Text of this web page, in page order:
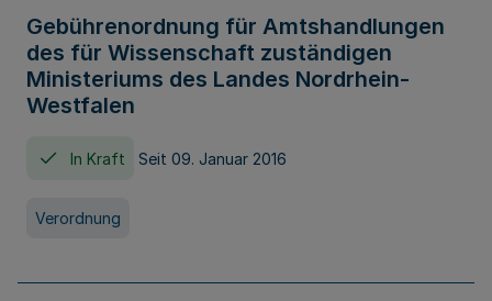
Gebührenordnung für Amtshandlungen
des für Wissenschaft zuständigen
Ministeriums des Landes Nordrhein-
Westfalen
In Kraft Seit 09. Januar 2016
Verordnung